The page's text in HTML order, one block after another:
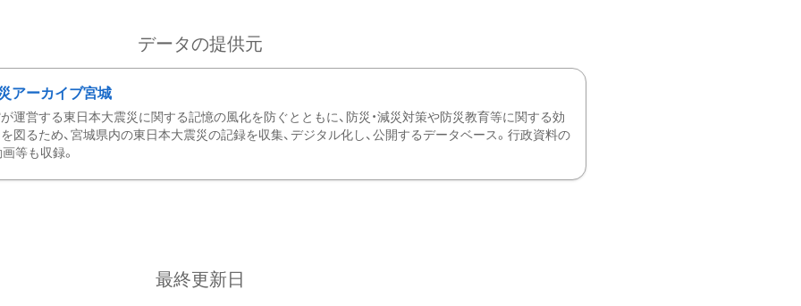
データの提供元
アーカイブ宮城
運営する東日本大震災に関する記憶の風化を防ぐとともに、防災・減災対策や防災教育等に関する効
図るため、宮城県内の東日本大震災の記録を収集、デジタル化し、公開するデータベース。行政資料の
等も収録。
最終更新日